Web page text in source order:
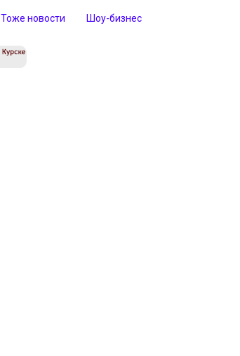
Тоже новости Шоу-бизнес